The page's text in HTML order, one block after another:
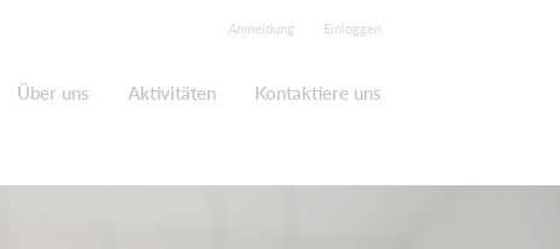
Anmeldung Einloggen
Über uns Aktivitäten Kontaktiere uns